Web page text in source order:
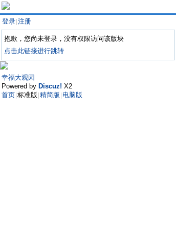
登录 注册
抱歉，您尚未登录，没有权限访问该版块
点击此链接进行跳转
幸福大观园
Powered by Discuz! X2
首页 标准版 精简版 电脑版